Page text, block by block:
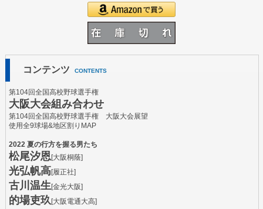
コンテンツ CONTENTS
第104回全国高校野球選手権
大阪大会組み合わせ
第104回全国高校野球選手権 大阪大会展望
使用全9球場&地区割りMAP
2022 夏の行方を握る男たち
松尾汐恩[大阪桐蔭]
光弘帆高[履正社]
古川温生[金光大阪]
的場吏玖[大阪電通大高]